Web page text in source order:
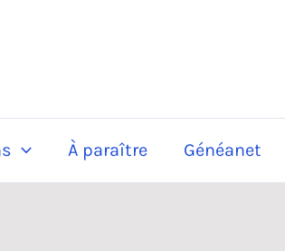
À paraître Généanet